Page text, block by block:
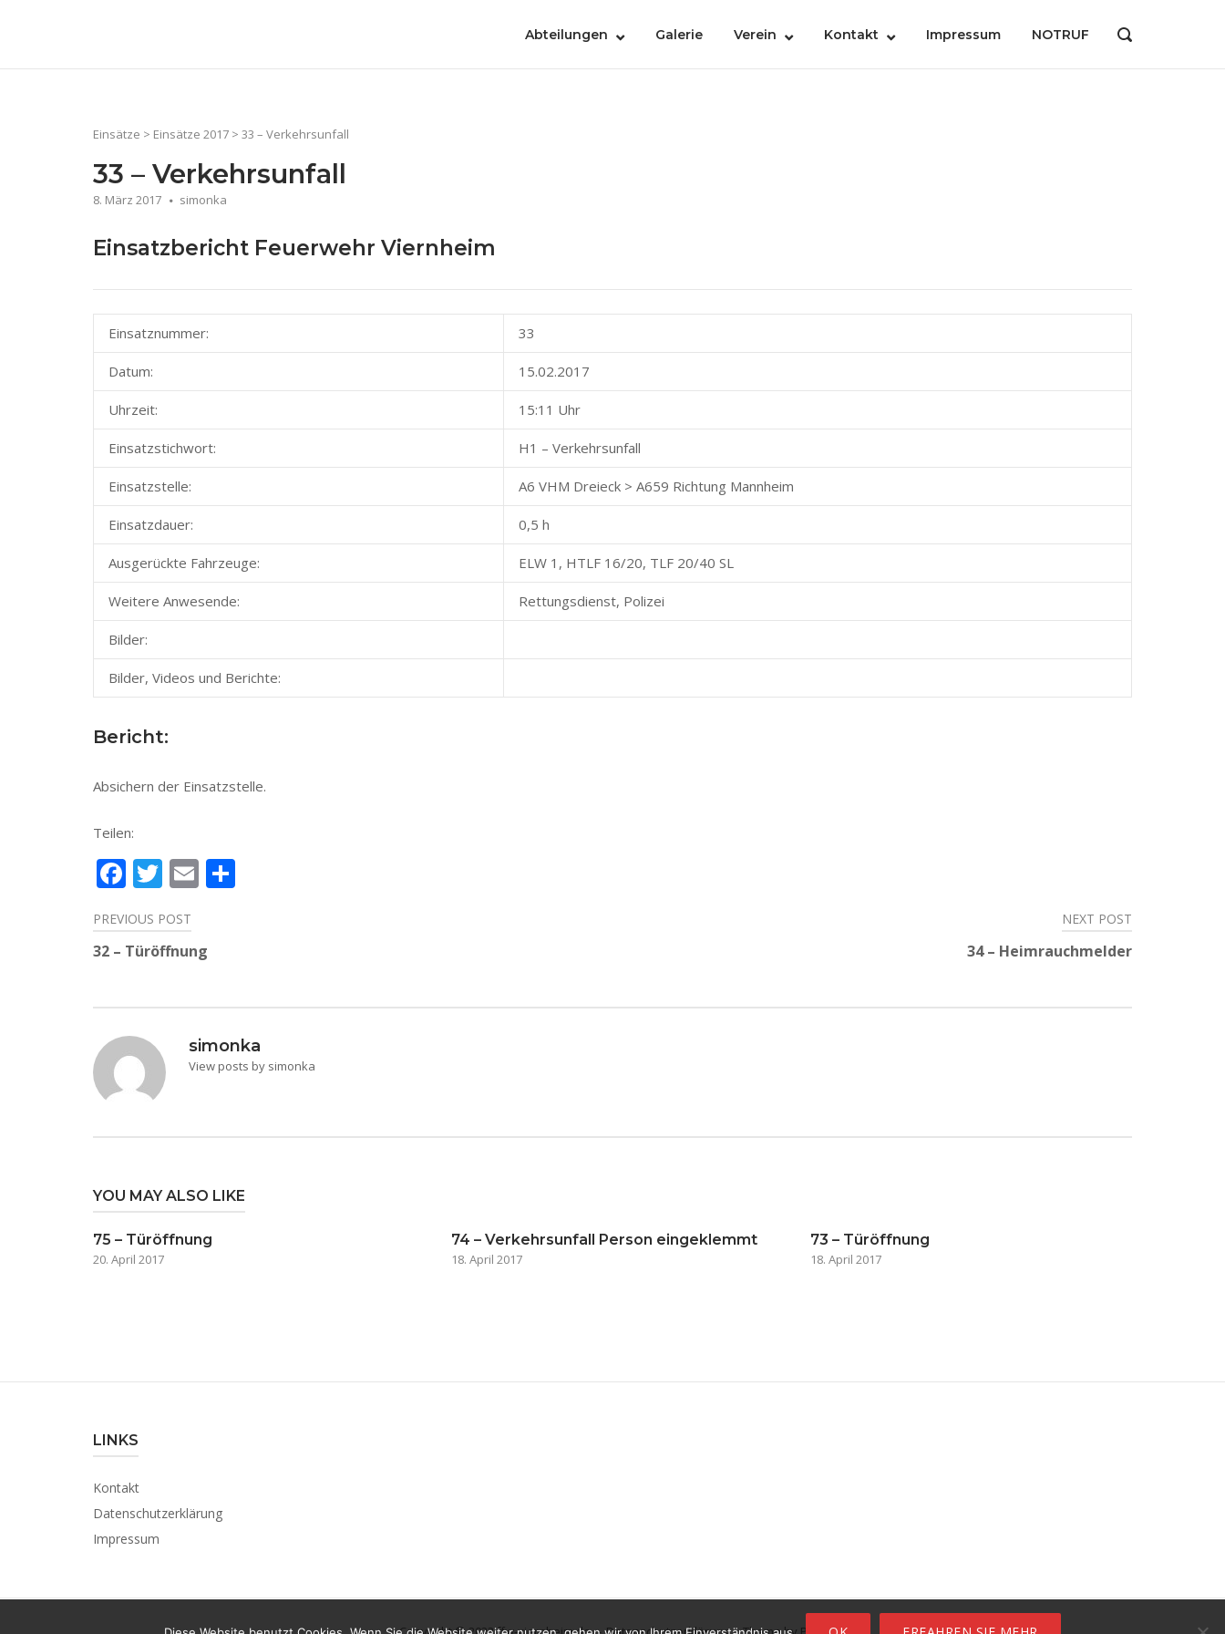
Abteilungen Galerie Verein Kontakt Impressum NOTRUF
OPEN
BAR
Einsätze > Einsätze 2017 > 33 – Verkehrsunfall
33 – Verkehrsunfall
8. März 2017 simonka
Einsatzbericht Feuerwehr Viernheim
Einsatznummer: 33
Datum: 15.02.2017
Uhrzeit: 15:11 Uhr
Einsatzstichwort: H1 – Verkehrsunfall
Einsatzstelle: A6 VHM Dreieck > A659 Richtung Mannheim
Einsatzdauer: 0,5 h
Ausgerückte Fahrzeuge: ELW 1, HTLF 16/20, TLF 20/40 SL
Weitere Anwesende: Rettungsdienst, Polizei
Bilder:
Bilder, Videos und Berichte:
Bericht:
Absichern der Einsatzstelle.
Teilen:
Facebook
Twitter
Email
Beitragsnavigation
PREVIOUS POST
32 – Türöffnung
NEXT POST
34 – Heimrauchmelder
simonka
View posts by simonka
YOU MAY ALSO LIKE
75 – Türöffnung
20. April 2017
74 – Verkehrsunfall Person eingeklemmt
18. April 2017
73 – Türöffnung
18. April 2017
LINKS
Kontakt
Datenschutzerklärung
Impressum